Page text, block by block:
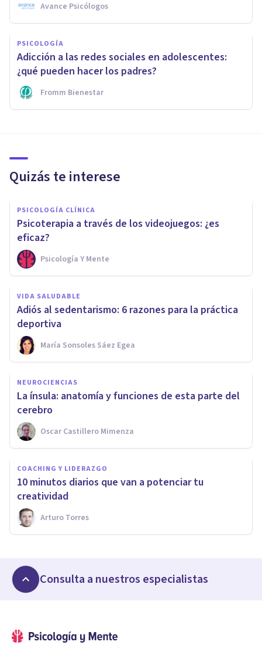
Avance Psicólogos
PSICOLOGÍA
Adicción a las redes sociales en adolescentes:
¿qué pueden hacer los padres?
Fromm Bienestar
Quizás te interese
PSICOLOGÍA CLÍNICA
​Psicoterapia a través de los videojuegos: ¿es
eficaz?
Psicología Y Mente
VIDA SALUDABLE
Adiós al sedentarismo: 6 razones para la práctica
deportiva
María Sonsoles Sáez Egea
NEUROCIENCIAS
La ínsula: anatomía y funciones de esta parte del
cerebro
Oscar Castillero Mimenza
COACHING Y LIDERAZGO
​10 minutos diarios que van a potenciar tu
creatividad
Arturo Torres
Consulta a nuestros especialistas